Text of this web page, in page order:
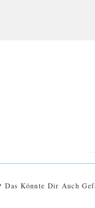
Das Könnte Dir Auch